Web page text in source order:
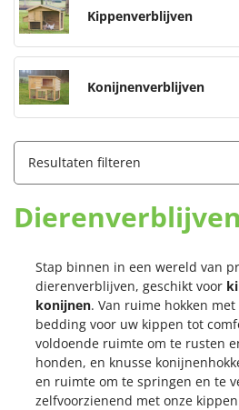
Kippenverblijven
Konijnenverblijven
Resultaten filteren
Dierenverblijven
Stap binnen in een wereld van
dierenverblijven, geschikt voor
konijnen. Van ruime hokken
bedding voor uw kippen tot
voldoende ruimte om te rusten
honden, en knusse
en ruimte om te springen en te
zelfvoorzienend met onze